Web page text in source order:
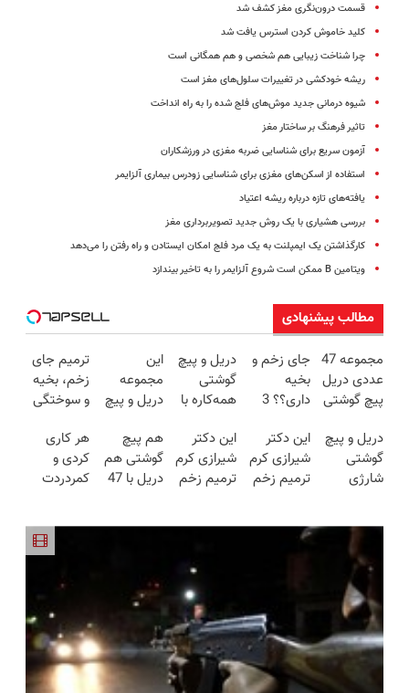
قسمت درون‌نگری مغز کشف شد
کلید خاموش کردن استرس یافت شد
چرا شناخت زیبایی هم شخصی و هم همگانی است
ریشه خودکشی در تغییرات سلول‌های مغز است
شیوه درمانی جدید موش‌های فلج شده را به راه انداخت
تاثیر فرهنگ بر ساختار مغز
آزمون سریع برای شناسایی ضربه مغزی در ورزشکاران
استفاده از اسکن‌های مغزی برای شناسایی زودرس بیماری آلزایمر
یافته‌های تازه درباره ریشه اعتیاد
بررسی هشیاری با یک روش جدید تصویربرداری مغز
کارگذاشتن یک ایمپلنت به یک مرد فلج امکان ایستادن و راه رفتن را می‌دهد
ویتامین B ممکن است شروع آلزایمر را به تاخیر بیندازد
مطالب پیشنهادی
مجموعه 47
عددی دریل
پیچ گوشتی
(تخفیف به
مدت
محدود)
جای زخم و
بخیه
داری؟؟ 3
محوش کن!
دریل و پیچ
گوشتی
همه‌کاره با
هوشمند ⚙️
(نصف
قیمت بازار
این
مجموعه
دریل و پیچ
گارانتی و
نصف قیمت
بخر!😉
ترمیم جای
زخم، بخیه
و سوختگی
هفته!!😍
دریل و پیچ
گوشتی
شارژی
سرعت ⚡
(همراه با
متعلقات)
این دکتر
شیرازی کرم
ترمیم زخم
این دکتر
شیرازی کرم
ترمیم زخم
هم پیچ
گوشتی هم
دریل با 47
هر کاری
کردی و
کمردردت
پرسشنامه و
دریافت راه